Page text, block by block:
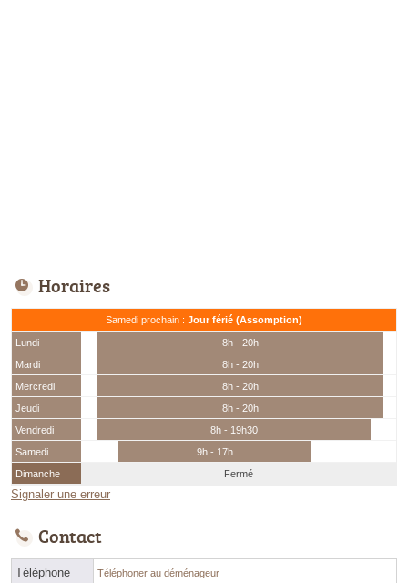
Horaires
Samedi prochain : Jour férié (Assomption)
Lundi
8h - 20h
Mardi
8h - 20h
Mercredi
8h - 20h
Jeudi
8h - 20h
Vendredi
8h - 19h30
Samedi
9h - 17h
Dimanche
Fermé
Signaler une erreur
Contact
Téléphone Téléphoner au déménageur